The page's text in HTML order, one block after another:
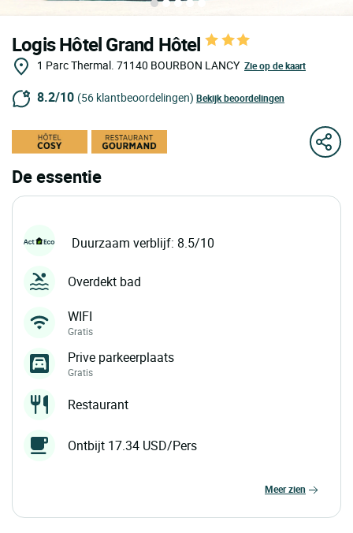
Logis Hôtel Grand Hôtel
1 Parc Thermal. 71140 BOURBON LANCY Zie op de kaart
8.2/10 (56 klantbeoordelingen) Bekijk beoordelingen
De essentie
Duurzaam verblijf: 8.5/10
Overdekt bad
WIFI
Gratis
Prive parkeerplaats
Gratis
Restaurant
Ontbijt 17.34 USD/Pers
meer zien